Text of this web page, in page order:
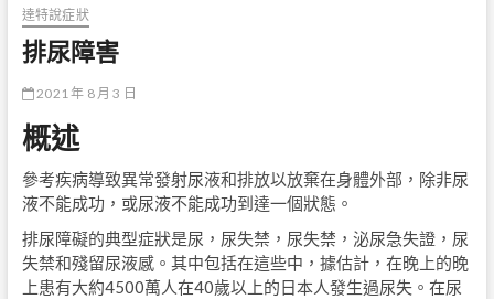
達特說症狀
排尿障害
2021 年 8 月 3 日
概述
參考疾病導致異常發射尿液和排放以放棄在身體外部，除非尿
液不能成功，或尿液不能成功到達一個狀態。
排尿障礙的典型症狀是尿，尿失禁，尿失禁，泌尿急失證，尿
失禁和殘留尿液感。其中包括在這些中，據估計，在晚上的晚
上患有大約4500萬人在40歲以上的日本人發生過尿失。在尿